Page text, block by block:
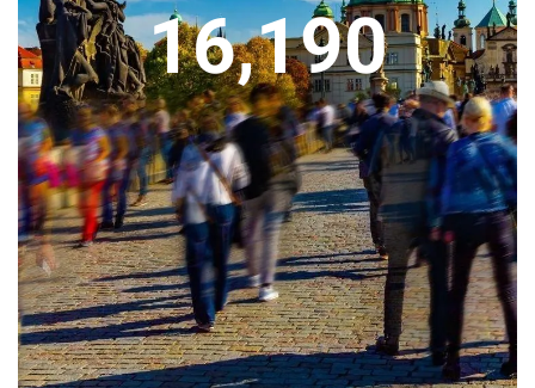
16,190